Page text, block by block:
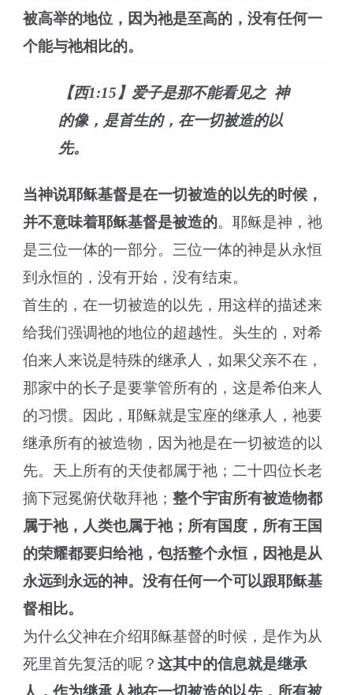
被高举的地位，因为祂是至高的，没有任何一
个能与祂相比的。
【西1:15】爱子是那不能看见之 神
的像，是首生的，在一切被造的以
先。
当神说耶稣基督是在一切被造的以先的时候，
并不意味着耶稣基督是被造的。耶稣是神，祂
是三位一体的一部分。三位一体的神是从永恒
到永恒的，没有开始，没有结束。
首生的，在一切被造的以先，用这样的描述来
给我们强调祂的地位的超越性。头生的，对希
伯来人来说是特殊的继承人，如果父亲不在，
那家中的长子是要掌管所有的，这是希伯来人
的习惯。因此，耶稣就是宝座的继承人，祂要
继承所有的被造物，因为祂是在一切被造的以
先。天上所有的天使都属于祂；二十四位长老
摘下冠冕俯伏敬拜祂；整个宇宙所有被造物都
属于祂，人类也属于祂；所有国度，所有王国
的荣耀都要归给祂，包括整个永恒，因祂是从
永远到永远的神。没有任何一个可以跟耶稣基
督相比。
为什么父神在介绍耶稣基督的时候，是作为从
死里首先复活的呢？这其中的信息就是继承
人，作为继承人祂在一切被造的以先，所有被